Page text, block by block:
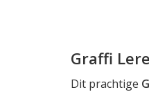
Graffi
Dit prachtige